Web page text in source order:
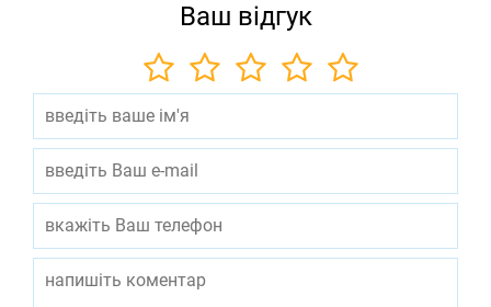
Ваш відгук